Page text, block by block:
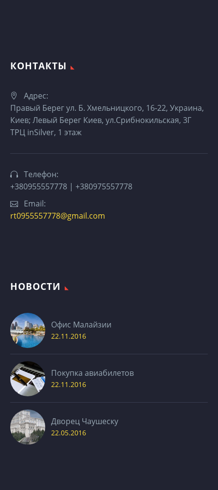
КОНТАКТЫ
Адрес:
Правый Берег ул. Б. Хмельницкого, 16-22, Украина,
Киев; Левый Берег Киев, ул.Срибнокильская, 3Г
ТРЦ inSilver, 1 этаж
Телефон:
+380955557778 | +380975557778
Email:
rt0955557778@gmail.com
НОВОСТИ
Офис Малайзии
22.11.2016
Покупка авиабилетов
22.11.2016
Дворец Чаушеску
22.05.2016